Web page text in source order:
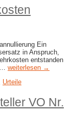
Ein
in Anspruch,
entstanden
weiterlesen →
Urteile
VO Nr.